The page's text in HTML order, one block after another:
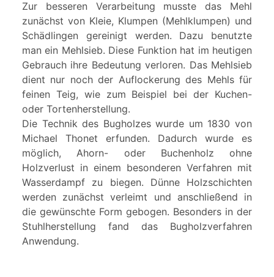
Zur besseren Verarbeitung musste das Mehl
zunächst von Kleie, Klumpen (Mehlklumpen) und
Schädlingen gereinigt werden. Dazu benutzte
man ein Mehlsieb. Diese Funktion hat im heutigen
Gebrauch ihre Bedeutung verloren. Das Mehlsieb
dient nur noch der Auflockerung des Mehls für
feinen Teig, wie zum Beispiel bei der Kuchen-
oder Tortenherstellung.
Die Technik des Bugholzes wurde um 1830 von
Michael Thonet erfunden. Dadurch wurde es
möglich, Ahorn- oder Buchenholz ohne
Holzverlust in einem besonderen Verfahren mit
Wasserdampf zu biegen. Dünne Holzschichten
werden zunächst verleimt und anschließend in
die gewünschte Form gebogen. Besonders in der
Stuhlherstellung fand das Bugholzverfahren
Anwendung.